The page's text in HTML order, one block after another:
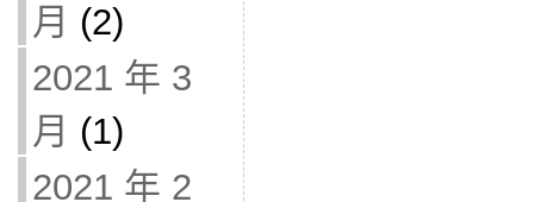
月 (2)
2021 年 3
月 (1)
2021 年 2